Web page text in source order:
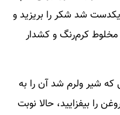
شد شکر را بریزید و
مخلوط کرم‌رنگ و کشدار
که شیر ولرم شد آن را به
را بیفزایید، حالا نوبت